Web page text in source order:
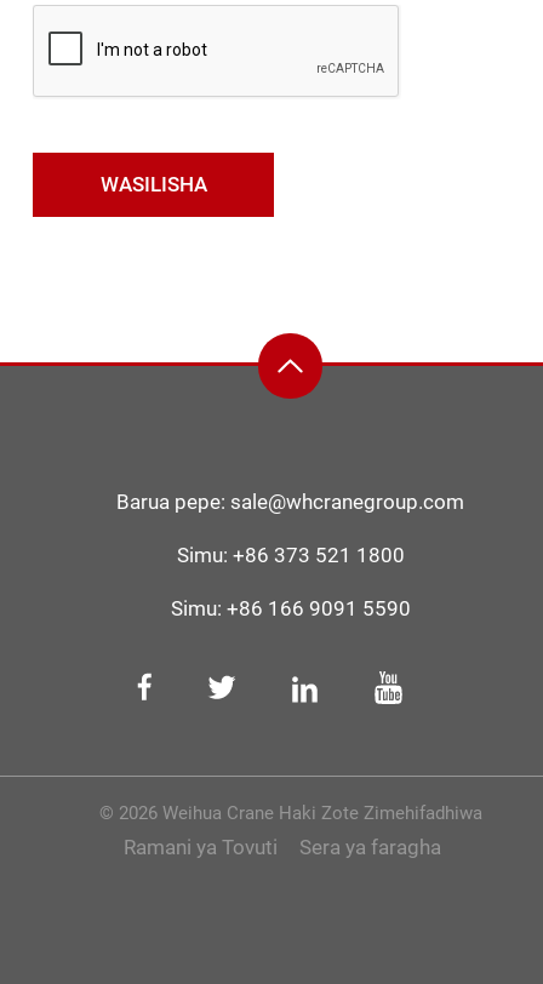
Barua pepe: sale@whcranegroup.com
Simu: +86 373 521 1800
Simu: +86 166 9091 5590
© 2026 Weihua Crane Haki Zote Zimehifadhiwa
Ramani ya Tovuti Sera ya faragha